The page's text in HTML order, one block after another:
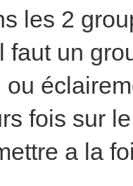
les 2
faut un
fois sur
a la